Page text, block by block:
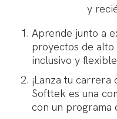
y
Aprende junto a
proyectos de alto
inclusivo y
¡Lanza tu carrera
Softtek es una
con un programa